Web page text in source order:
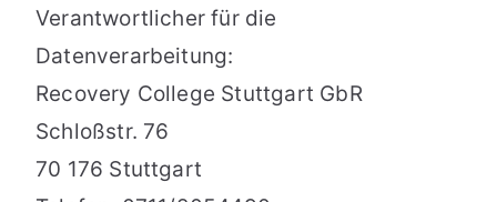
Verantwortlicher für die
Datenverarbeitung:
Recovery College Stuttgart GbR
Schloßstr. 76
70 176 Stuttgart